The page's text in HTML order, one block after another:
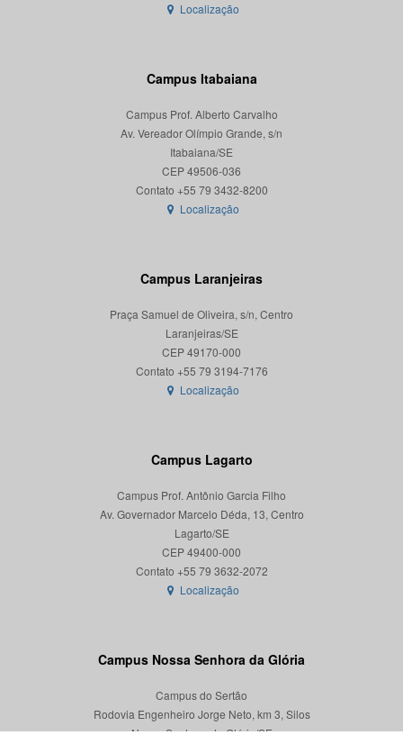
Localização
Campus Itabaiana
Campus Prof. Alberto Carvalho
Av. Vereador Olímpio Grande, s/n
Itabaiana/SE
CEP 49506-036
Localização
Campus Laranjeiras
Praça Samuel de Oliveira, s/n, Centro
Laranjeiras/SE
CEP 49170-000
Localização
Campus Lagarto
Campus Prof. Antônio Garcia Filho
Av. Governador Marcelo Déda, 13, Centro
Lagarto/SE
CEP 49400-000
Localização
Campus Nossa Senhora da Glória
Campus do Sertão
Rodovia Engenheiro Jorge Neto, km 3, Silos
Nossa Senhora da Glória/SE